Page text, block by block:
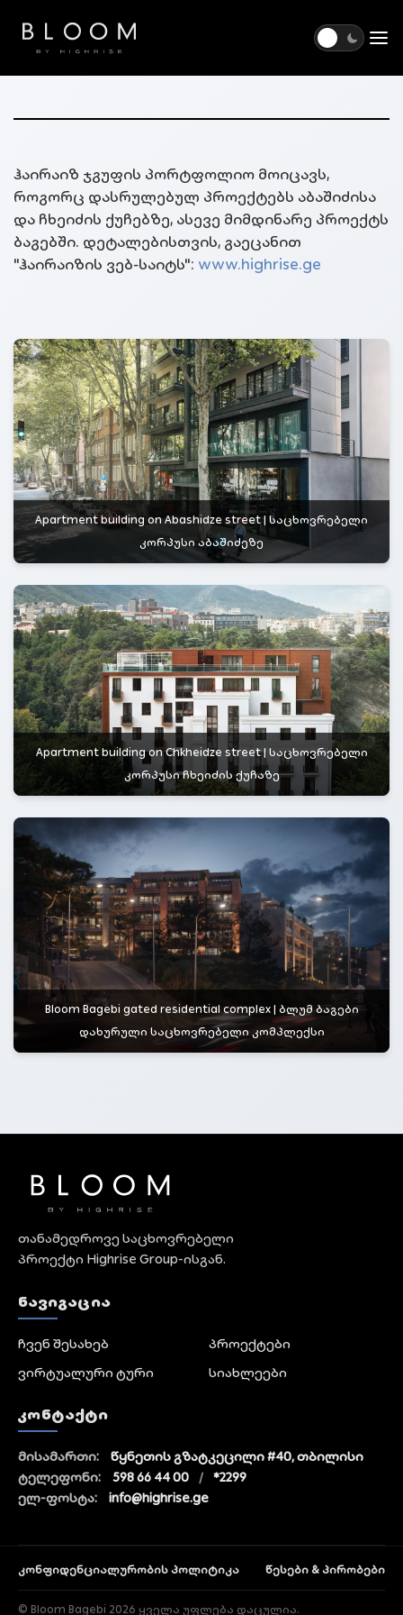
ჰაირაიზ ჯგუფის პორტფოლიო მოიცავს,
როგორც დასრულებულ პროექტებს აბაშიძისა
და ჩხეიძის ქუჩებზე, ასევე მიმდინარე პროექტს
ბაგებში. დეტალებისთვის, გაეცანით
"ჰაირაიზის ვებ-საიტს": www.highrise.ge
Apartment building on Abashidze street | საცხოვრებელი
კორპუსი აბაშიძეზე
Apartment building on Chkheidze street | საცხოვრებელი
კორპუსი ჩხეიძის ქუჩაზე
Bloom Bagebi gated residential complex | ბლუმ ბაგები
დახურული საცხოვრებელი კომპლექსი
თანამედროვე საცხოვრებელი
პროექტი Highrise Group-ისგან.
ᲜᲐᲕᲘᲒᲐᲪᲘᲐ
ჩვენ შესახებ
პროექტები
ვირტუალური ტური
სიახლეები
ᲙᲝᲜᲢᲐᲥᲢᲘ
მისამართი:
წყნეთის გზატკეცილი #40, თბილისი
ტელეფონი:
598 66 44 00 /
*2299
ელ-ფოსტა:
info@highrise.ge
© Bloom Bagebi 2026 ყველა უფლება დაცულია.
კონფიდენციალურობის პოლიტიკა წესები & პირობები